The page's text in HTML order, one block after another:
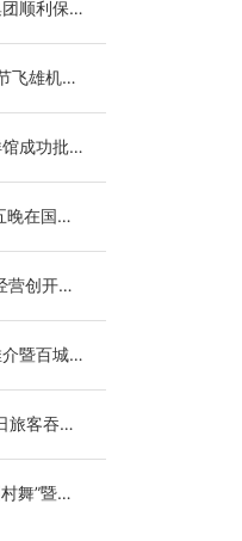
顺利保障
飞雄机场
成功批量
晚在国际
营创开门
暨百城千
旅客吞吐
舞”暨望